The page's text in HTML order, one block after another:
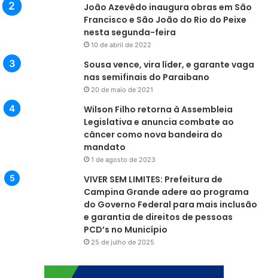
João Azevêdo inaugura obras em São
Francisco e São João do Rio do Peixe
nesta segunda-feira
10 de abril de 2022
Sousa vence, vira líder, e garante vaga
nas semifinais do Paraibano
20 de maio de 2021
Wilson Filho retorna à Assembleia
Legislativa e anuncia combate ao
câncer como nova bandeira do
mandato
1 de agosto de 2023
VIVER SEM LIMITES: Prefeitura de
Campina Grande adere ao programa
do Governo Federal para mais inclusão
e garantia de direitos de pessoas
PCD’s no Município
25 de julho de 2025